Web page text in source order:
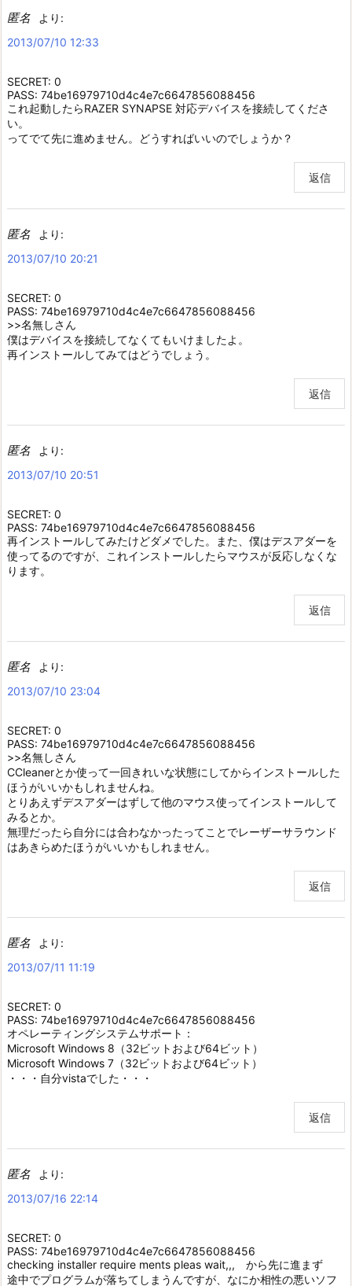
匿名
より:
2013/07/10 12:33
SECRET: 0
PASS: 74be16979710d4c4e7c6647856088456
これ起動したらRAZER SYNAPSE 対応デバイスを接続してくださ
い。
ってでて先に進めません。どうすればいいのでしょうか？
返信
匿名
より:
2013/07/10 20:21
SECRET: 0
PASS: 74be16979710d4c4e7c6647856088456
>>名無しさん
僕はデバイスを接続してなくてもいけましたよ。
再インストールしてみてはどうでしょう。
返信
匿名
より:
2013/07/10 20:51
SECRET: 0
PASS: 74be16979710d4c4e7c6647856088456
再インストールしてみたけどダメでした。また、僕はデスアダーを
使ってるのですが、これインストールしたらマウスが反応しなくな
ります。
返信
匿名
より:
2013/07/10 23:04
SECRET: 0
PASS: 74be16979710d4c4e7c6647856088456
>>名無しさん
CCleanerとか使って一回きれいな状態にしてからインストールした
ほうがいいかもしれませんね。
とりあえずデスアダーはずして他のマウス使ってインストールして
みるとか。
無理だったら自分には合わなかったってことでレーザーサラウンド
はあきらめたほうがいいかもしれません。
返信
匿名
より:
2013/07/11 11:19
SECRET: 0
PASS: 74be16979710d4c4e7c6647856088456
オペレーティングシステムサポート：
Microsoft Windows 8（32ビットおよび64ビット）
Microsoft Windows 7（32ビットおよび64ビット）
・・・自分vistaでした・・・
返信
匿名
より:
2013/07/16 22:14
SECRET: 0
PASS: 74be16979710d4c4e7c6647856088456
checking installer require ments pleas wait,,, から先に進まず
途中でプログラムが落ちてしまうんですが、なにか相性の悪いソフ